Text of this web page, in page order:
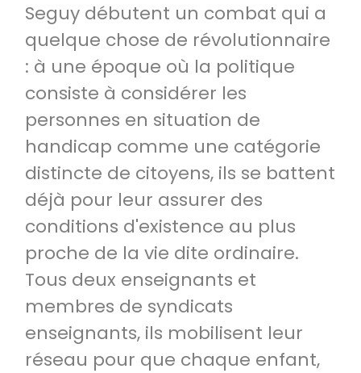
Seguy débutent un combat qui a
quelque chose de révolutionnaire
: à une époque où la politique
consiste à considérer les
personnes en situation de
handicap comme une catégorie
distincte de citoyens, ils se battent
déjà pour leur assurer des
conditions d'existence au plus
proche de la vie dite ordinaire.
Tous deux enseignants et
membres de syndicats
enseignants, ils mobilisent leur
réseau pour que chaque enfant,